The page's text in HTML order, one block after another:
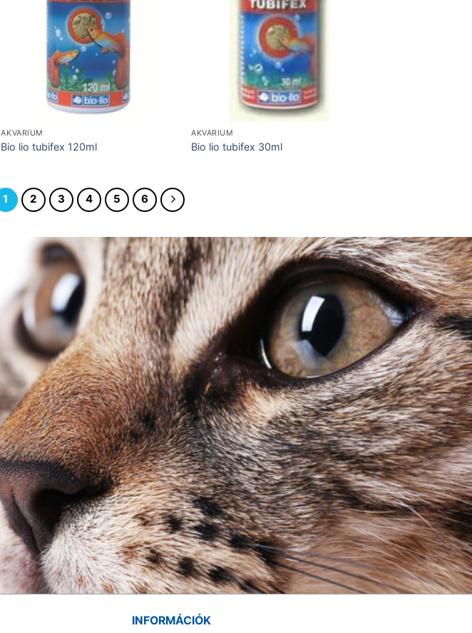
AKVÁRIUM
Bio lio tubifex 120ml
AKVÁRIUM
Bio lio tubifex 30ml
1 2 3 4 5 6
INFORMÁCIÓK